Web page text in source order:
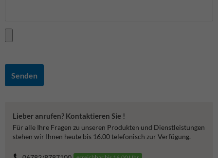
Senden
Lieber anrufen? Kontaktieren Sie !
Für alle Ihre Fragen zu unseren Produkten und Dienstleistungen
stehen wir Ihnen heute bis 16.00 telefonisch zur Verfügung.